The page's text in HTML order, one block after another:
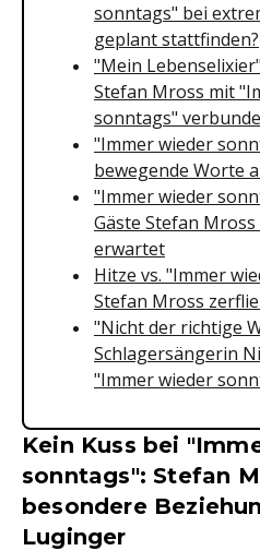
sonntags" bei
geplant stattfinden?
"Mein
Stefan Mross mit
sonntags"
"Immer wieder
bewegende Worte
"Immer wieder
Gäste Stefan
erwartet
Hitze vs. "Immer
Stefan Mross
"Nicht der richtige
Schlagersängerin
"Immer wieder
Kein Kuss bei
sonntags": Stefan
besondere
Luginger